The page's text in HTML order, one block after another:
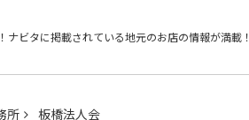
ナビタに掲載されている地元のお店の情報が満載！
所 板橋法人会